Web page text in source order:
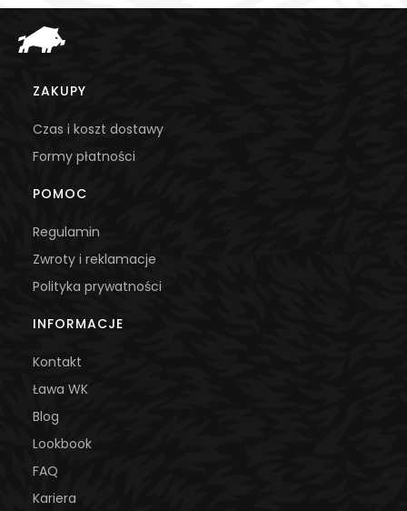
Linki w stopce
ZAKUPY
Czas i koszt dostawy
Formy płatności
POMOC
Regulamin
Zwroty i reklamacje
Polityka prywatności
INFORMACJE
Kontakt
Ława WK
Blog
Lookbook
FAQ
Kariera